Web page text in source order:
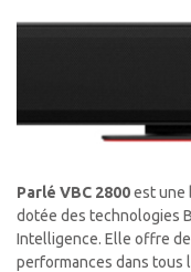
Parlé VBC 2800est une
dotée des technologies
Intelligence. Elle offre
performances dans tous